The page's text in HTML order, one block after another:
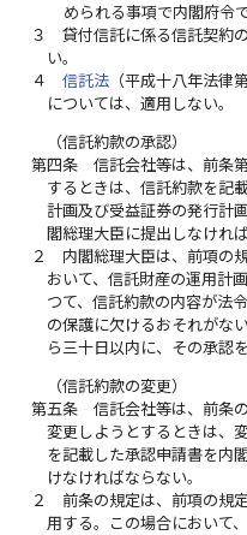
められる事項で内閣府令
３
貸付信託に係る信託契約
い。
４
信託法 （平成十八年法律
については、適用しない。
（信託約款の承認）
第四条
信託会社等は、前条
するときは、信託約款を記
計画及び受益証券の発行計
閣総理大臣に提出しなけれ
２
内閣総理大臣は、前項の
おいて、信託財産の運用計
つて、信託約款の内容が法
の保護に欠けるおそれがな
ら三十日以内に、その承認
（信託約款の変更）
第五条
信託会社等は、前条
変更しようとするときは、
を記載した承認申請書を内
けなければならない。
２
前条の規定は、前項の規
用する。この場合において